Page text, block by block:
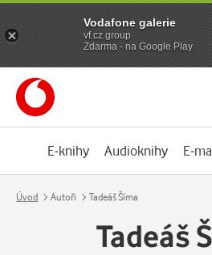
E-knihy Audioknihy E-
Úvod Autoři Tadeáš Šíma
Tadeáš
Vodafone galerie
vf.cz.group
Zdarma - na Google Play